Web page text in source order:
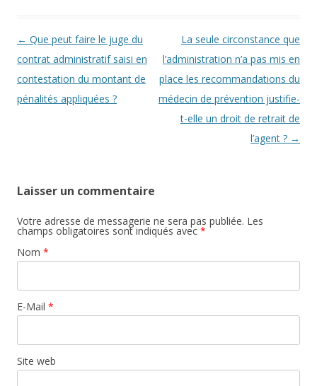
Navigation des articles
← Que peut faire le juge du
contrat administratif saisi en
contestation du montant de
pénalités appliquées ?
La seule circonstance que
l’administration n’a pas mis en
place les recommandations du
médecin de prévention justifie-
t-elle un droit de retrait de
l’agent ? →
Laisser un commentaire
Votre adresse de messagerie ne sera pas publiée. Les
champs obligatoires sont indiqués avec *
Nom *
E-Mail *
Site web